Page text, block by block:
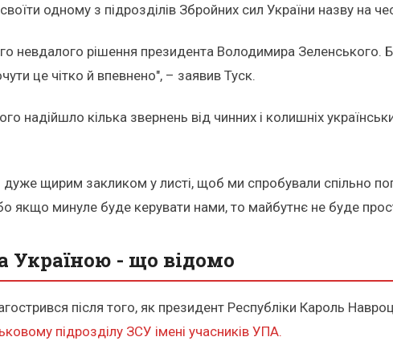
одному з підрозділів Збройних сил України назву на
невдалого рішення президента Володимира Зеленського.
це чітко й впевнено", – заявив Туск.
надійшло кілька звернень від чинних і колишніх
щирим закликом у листі, щоб ми спробували спільно
якщо минуле буде керувати нами, то майбутнє не буде
- що відомо
після того, як президент Республіки Кароль
підрозділу ЗСУ імені учасників УПА.